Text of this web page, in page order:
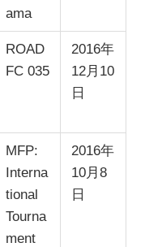
ama
ROAD
FC 035
2016年
12月10
日
MFP:
Interna
tional
Tourna
ment
2016年
10月8
日